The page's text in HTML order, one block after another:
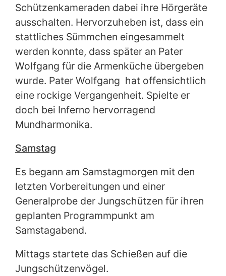
Schützenkameraden dabei ihre Hörgeräte
ausschalten. Hervorzuheben ist, dass ein
stattliches Sümmchen eingesammelt
werden konnte, dass später an Pater
Wolfgang für die Armenküche übergeben
wurde. Pater Wolfgang hat offensichtlich
eine rockige Vergangenheit. Spielte er
doch bei Inferno hervorragend
Mundharmonika.
Samstag
Es begann am Samstagmorgen mit den
letzten Vorbereitungen und einer
Generalprobe der Jungschützen für ihren
geplanten Programmpunkt am
Samstagabend.
Mittags startete das Schießen auf die
Jungschützenvögel.